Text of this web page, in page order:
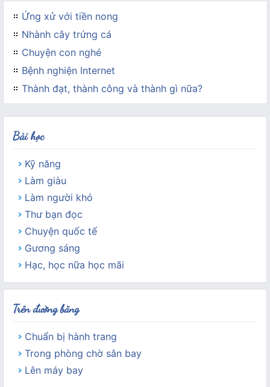
Ứng xử với tiền nong
Nhành cây trứng cá
Chuyện con nghé
Bệnh nghiện Internet
Thành đạt, thành công và thành gì nữa?
Bài học
Kỹ năng
Làm giàu
Làm người khó
Thư bạn đọc
Chuyện quốc tế
Gương sáng
Hạc, học nữa học mãi
Trên đường băng
Chuẩn bị hành trang
Trong phòng chờ sân bay
Lên máy bay